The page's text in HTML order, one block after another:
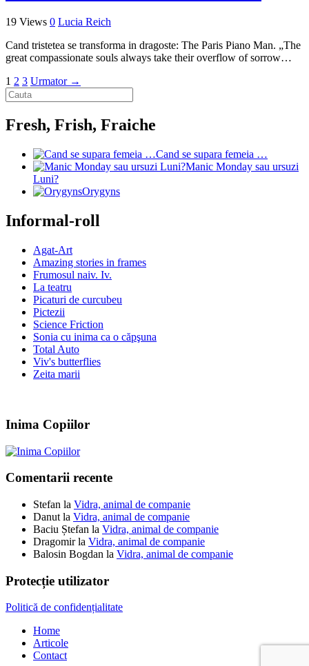
19 Views 0 Lucia Reich
Cand tristetea se transforma in dragoste: The Paris Piano Man. „The
great compassionate souls always take their overflow of sorrow…
1 2 3 Urmator →
Fresh, Frish, Fraiche
Cand se supara femeia …
Manic Monday sau ursuzi
Luni?
Orygyns
Informal-roll
Agat-Art
Amazing stories in frames
Frumosul naiv. Iv.
La teatru
Picaturi de curcubeu
Pictezii
Science Friction
Sonia cu inima ca o căpşuna
Total Auto
Viv's butterflies
Zeita marii
Inima Copiilor
Comentarii recente
Stefan la Vidra, animal de companie
Danut la Vidra, animal de companie
Baciu Ștefan la Vidra, animal de companie
Dragomirla Vidra, animal de companie
Balosin Bogdan la Vidra, animal de companie
Protecție utilizator
Politică de confidențialitate
Home
Articole
Contact